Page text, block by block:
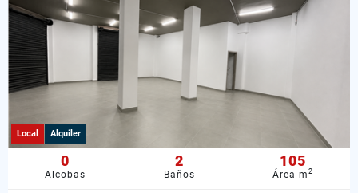
Local Alquiler
0
Alcobas
2
Baños
105
Área m2